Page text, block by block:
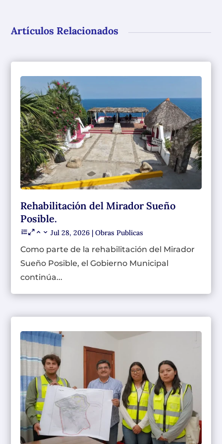
Artículos Relacionados
Rehabilitación del Mirador Sueño
Posible.
Jul 28, 2026 |Obras Publicas
Como parte de la rehabilitación del Mirador
Sueño Posible, el Gobierno Municipal
continúa...